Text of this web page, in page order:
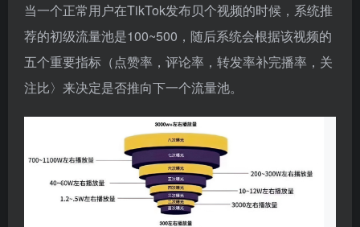
当一个正常用户在TikTok发布贝个视频的时候，系统推
荐的初级流量池是100~500，随后系统会根据该视频的
五个重要指标（点赞率，评论率，转发率补完播率，关
注比〉来决定是否推向下一个流量池。